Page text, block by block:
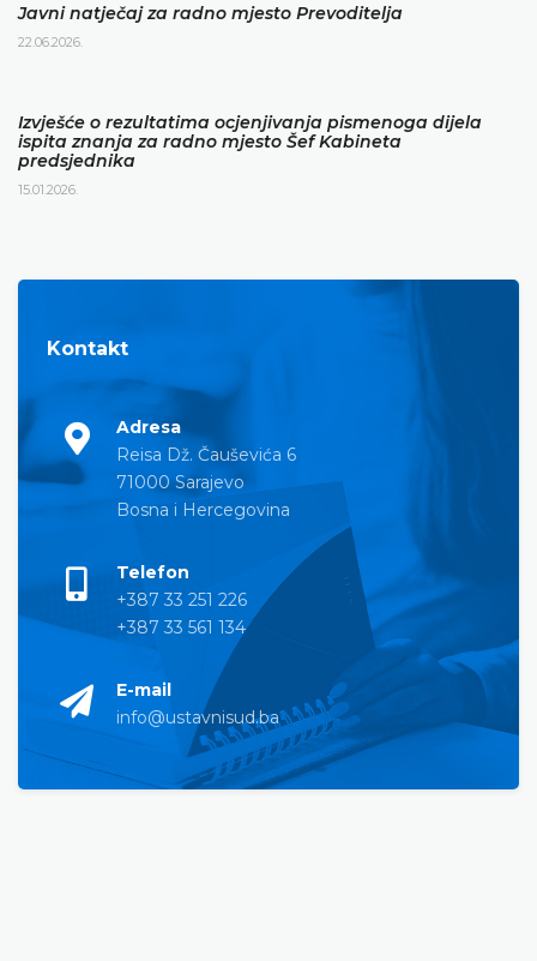
Javni natječaj za radno mjesto Prevoditelja
22.06.2026.
Izvješće o rezultatima ocjenjivanja pismenoga dijela
ispita znanja za radno mjesto Šef Kabineta
predsjednika
15.01.2026.
Kontakt
Adresa
Reisa Dž. Čauševića 6
71000 Sarajevo
Bosna i Hercegovina
Telefon
+387 33 251 226
+387 33 561 134
E-mail
info@ustavnisud.ba